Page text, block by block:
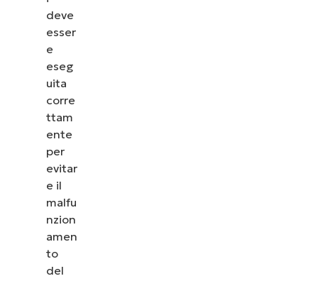
deve
esser
e
eseg
uita
corre
ttam
ente
per
evitar
e il
malfu
nzion
amen
to
del